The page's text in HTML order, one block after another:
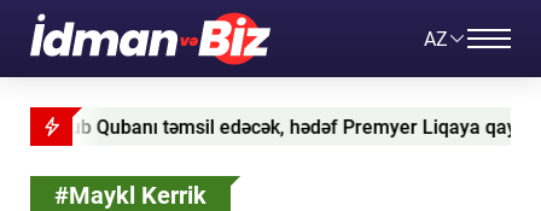
AZ
hədəf Premyer Liqaya qayıdışdır İspaniya
#Maykl Kerrik